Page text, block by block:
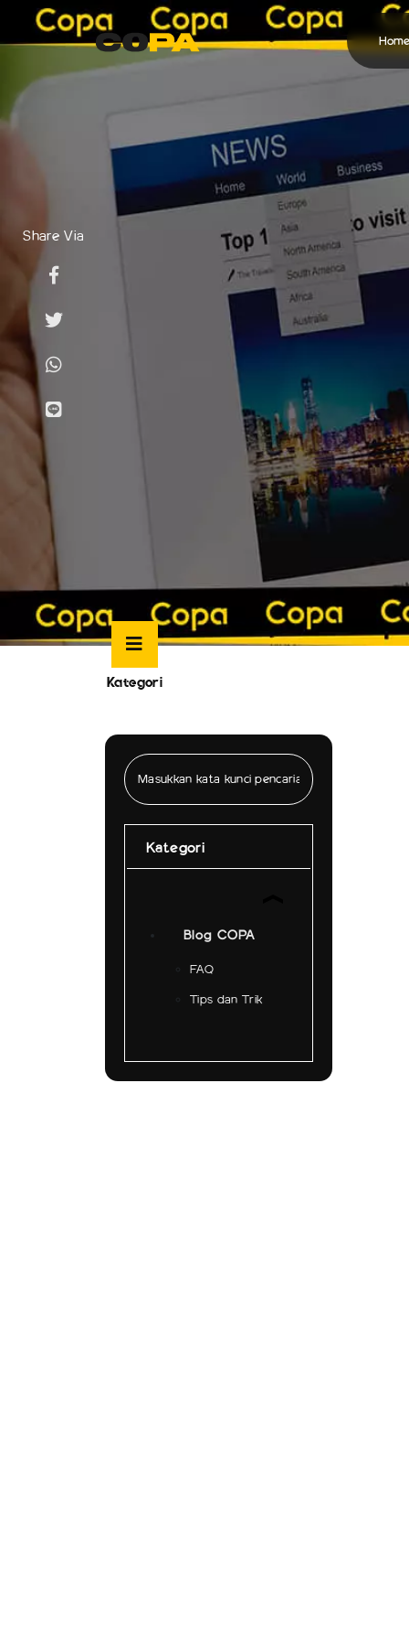
Jasa Pembuatan Video
Video Konten Social Media
Video Company Profile
Video Iklan
Semua Jasa COPA
Share Via
Kategori
Kategori
Blog COPA
FAQ
Tips dan Trik